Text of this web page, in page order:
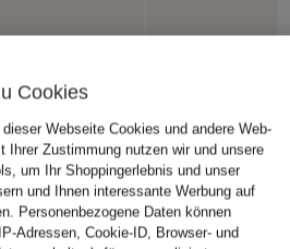
Cookies
Webseite Cookies und andere Web-
Ihrer Zustimmung nutzen wir und unsere
um Ihr Shoppingerlebnis und unser
und Ihnen interessante Werbung auf
Personenbezogene Daten können
Adressen, Cookie-ID, Browser- und